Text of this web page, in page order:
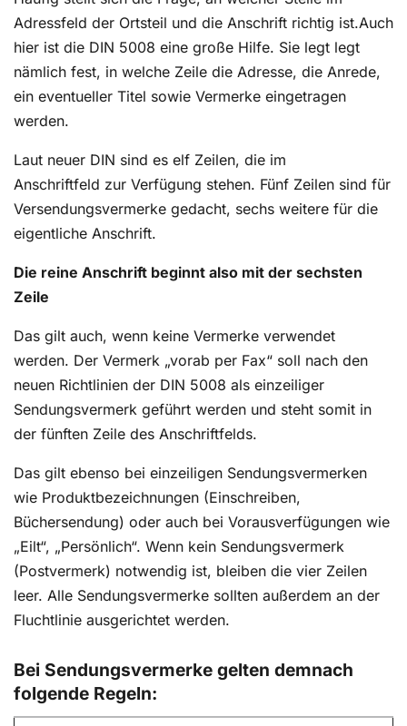
Adressfeld der Ortsteil und die Anschrift richtig ist.Auch
hier ist die DIN 5008 eine große Hilfe. Sie legt legt
nämlich fest, in welche Zeile die Adresse, die Anrede,
ein eventueller Titel sowie Vermerke eingetragen
werden.
Laut neuer DIN sind es elf Zeilen, die im
Anschriftfeld zur Verfügung stehen. Fünf Zeilen sind für
Versendungsvermerke gedacht, sechs weitere für die
eigentliche Anschrift.
Die reine Anschrift beginnt also mit der sechsten
Zeile
Das gilt auch, wenn keine Vermerke verwendet
werden. Der Vermerk „vorab per Fax“ soll nach den
neuen Richtlinien der DIN 5008 als einzeiliger
Sendungsvermerk geführt werden und steht somit in
der fünften Zeile des Anschriftfelds.
Das gilt ebenso bei einzeiligen Sendungsvermerken
wie Produktbezeichnungen (Einschreiben,
Büchersendung) oder auch bei Vorausverfügungen wie
„Eilt“, „Persönlich“. Wenn kein Sendungsvermerk
(Postvermerk) notwendig ist, bleiben die vier Zeilen
leer. Alle Sendungsvermerke sollten außerdem an der
Fluchtlinie ausgerichtet werden.
Bei Sendungsvermerke gelten demnach
folgende Regeln: